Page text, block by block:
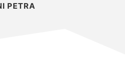
PETRA